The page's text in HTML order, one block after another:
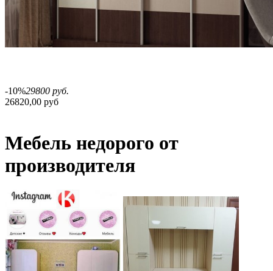
-10%29800 руб.
26820,00 руб
Мебель недорого от
производителя